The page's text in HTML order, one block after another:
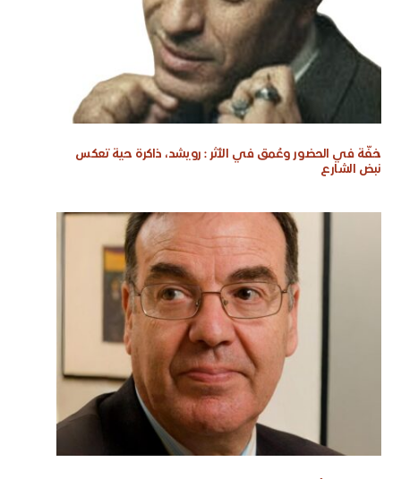
خفّة في الحضور وعُمق في الأثر : رويشد، ذاكرة حية تعكس
نبض الشارع